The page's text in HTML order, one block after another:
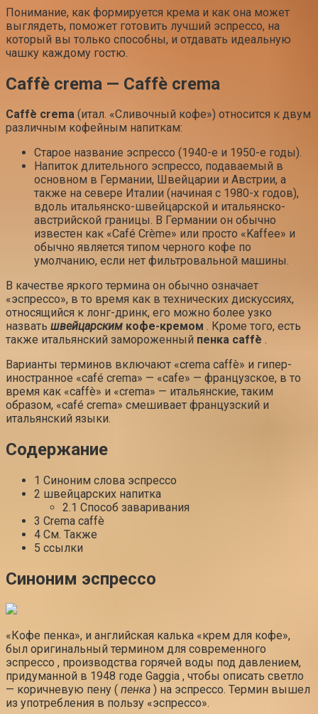
Понимание, как формируется крема и как она может
выглядеть, поможет готовить лучший эспрессо, на
который вы только способны, и отдавать идеальную
чашку каждому гостю.
Caffè crema — Caffè crema
Caffè crema (итал. «Сливочный кофе») относится к двум
различным кофейным напиткам:
Старое название эспрессо (1940-е и 1950-е годы).
Напиток длительного эспрессо, подаваемый в
основном в Германии, Швейцарии и Австрии, а
также на севере Италии (начиная с 1980-х годов),
вдоль итальянско-швейцарской и итальянско-
австрийской границы. В Германии он обычно
известен как «Café Crème» или просто «Kaffee» и
обычно является типом черного кофе по
умолчанию, если нет фильтровальной машины.
В качестве яркого термина он обычно означает
«эспрессо», в то время как в технических дискуссиях,
относящийся к лонг-дринк, его можно более узко
назвать швейцарским кофе-кремом . Кроме того, есть
также итальянский замороженный пенка caffè .
Варианты терминов включают «crema caffè» и гипер-
иностранное «café crema» — «cafe» — французское, в то
время как «caffè» и «crema» — итальянские, таким
образом, «café crema» смешивает французский и
итальянский языки.
Содержание
1 Синоним слова эспрессо
2 швейцарских напитка
2.1 Способ заваривания
3 Crema caffè
4 См. Также
5 ссылки
Синоним эспрессо
«Кофе пенка», и английская калька «крем для кофе»,
был оригинальный термином для современного
эспрессо , производства горячей воды под давлением,
придуманной в 1948 годе Gaggia , чтобы описать светло
— коричневую пену ( пенка ) на эспрессо. Термин вышел
из употребления в пользу «эспрессо».